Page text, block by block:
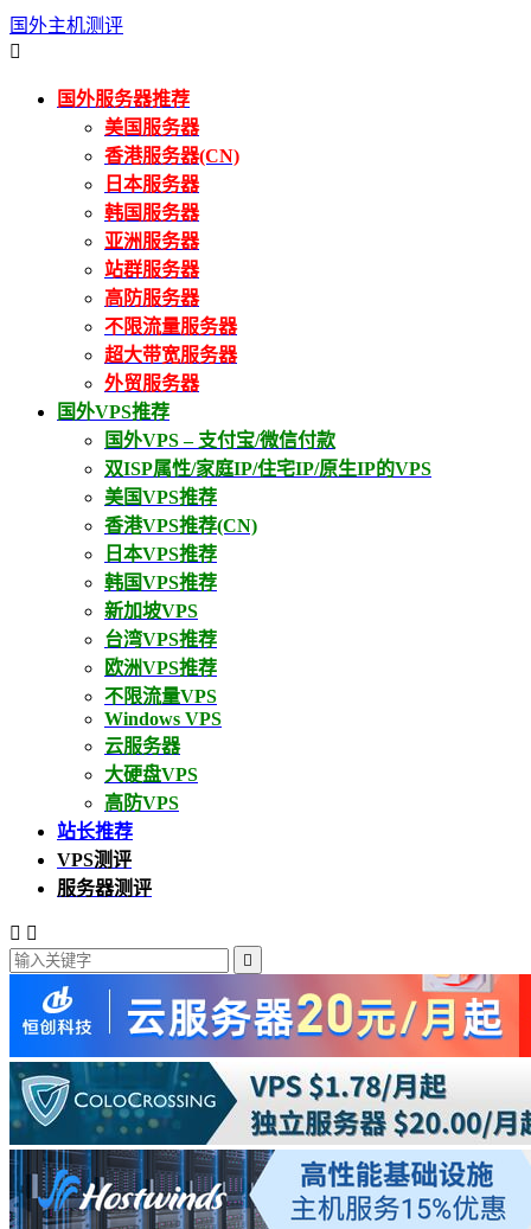
国外主机测评

国外服务器推荐
美国服务器
香港服务器(CN)
日本服务器
韩国服务器
亚洲服务器
站群服务器
高防服务器
不限流量服务器
超大带宽服务器
外贸服务器
国外VPS推荐
国外VPS – 支付宝/微信付款
双ISP属性/家庭IP/住宅IP/原生IP的VPS
美国VPS推荐
香港VPS推荐(CN)
日本VPS推荐
韩国VPS推荐
新加坡VPS
台湾VPS推荐
欧洲VPS推荐
不限流量VPS
Windows VPS
云服务器
大硬盘VPS
高防VPS
站长推荐
VPS测评
服务器测评
 
